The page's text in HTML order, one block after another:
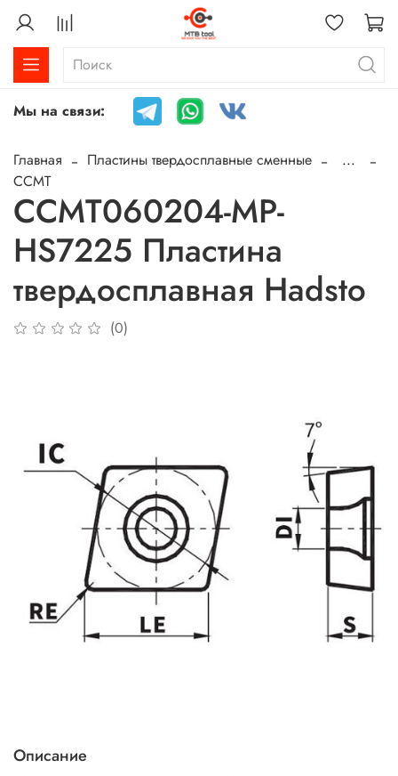
Мы на связи:
Главная Пластины твердосплавные сменные
...
CCMT
CCMT060204-MP-
HS7225 Пластина
твердосплавная Hadsto
(0)
Описание